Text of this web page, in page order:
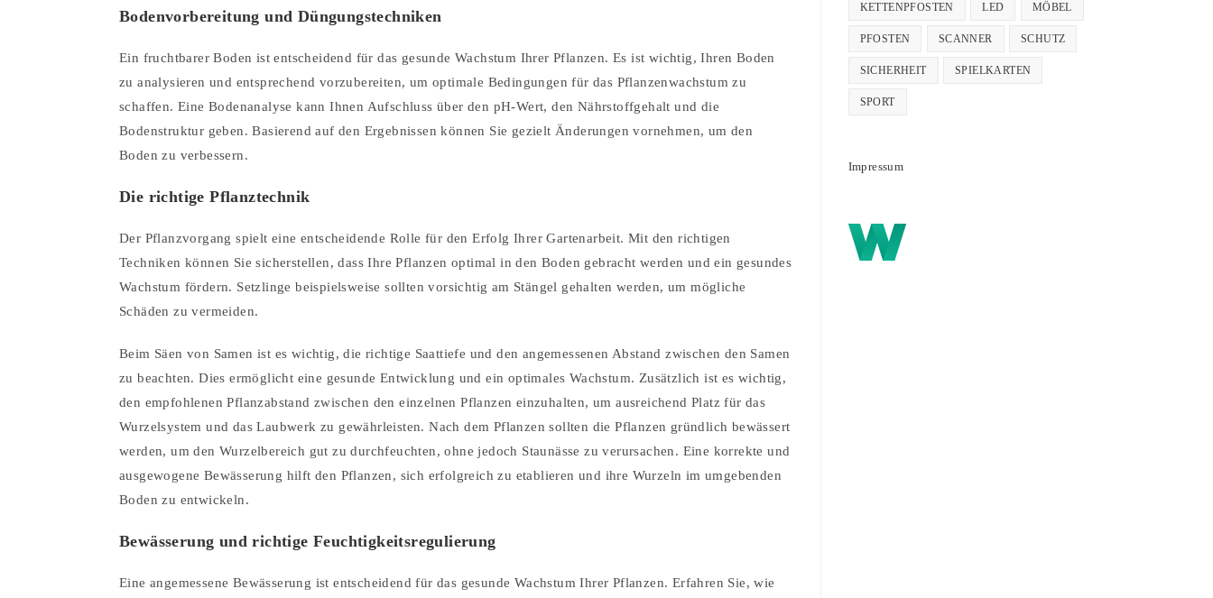
Bodenvorbereitung und Düngungstechniken
Ein fruchtbarer Boden ist entscheidend für das gesunde Wachstum Ihrer Pflanzen. Es ist wichtig, Ihren Boden
zu analysieren und entsprechend vorzubereiten, um optimale Bedingungen für das Pflanzenwachstum zu
schaffen. Eine Bodenanalyse kann Ihnen Aufschluss über den pH-Wert, den Nährstoffgehalt und die
Bodenstruktur geben. Basierend auf den Ergebnissen können Sie gezielt Änderungen vornehmen, um den
Boden zu verbessern.
Die richtige Pflanztechnik
Der Pflanzvorgang spielt eine entscheidende Rolle für den Erfolg Ihrer Gartenarbeit. Mit den richtigen
Techniken können Sie sicherstellen, dass Ihre Pflanzen optimal in den Boden gebracht werden und ein gesundes
Wachstum fördern. Setzlinge beispielsweise sollten vorsichtig am Stängel gehalten werden, um mögliche
Schäden zu vermeiden.
Beim Säen von Samen ist es wichtig, die richtige Saattiefe und den angemessenen Abstand zwischen den Samen
zu beachten. Dies ermöglicht eine gesunde Entwicklung und ein optimales Wachstum. Zusätzlich ist es wichtig,
den empfohlenen Pflanzabstand zwischen den einzelnen Pflanzen einzuhalten, um ausreichend Platz für das
Wurzelsystem und das Laubwerk zu gewährleisten. Nach dem Pflanzen sollten die Pflanzen gründlich bewässert
werden, um den Wurzelbereich gut zu durchfeuchten, ohne jedoch Staunässe zu verursachen. Eine korrekte und
ausgewogene Bewässerung hilft den Pflanzen, sich erfolgreich zu etablieren und ihre Wurzeln im umgebenden
Boden zu entwickeln.
Bewässerung und richtige Feuchtigkeitsregulierung
Eine angemessene Bewässerung ist entscheidend für das gesunde Wachstum Ihrer Pflanzen. Erfahren Sie, wie
KETTENPFOSTEN LED MÖBEL
PFOSTEN SCANNER SCHUTZ
SICHERHEIT SPIELKARTEN
SPORT
Impressum